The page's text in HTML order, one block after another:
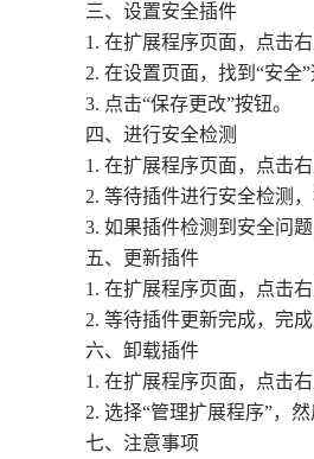
三、设置安全插件
1. 在扩展程序页面，点击右
2. 在设置页面，找到“安全
3. 点击“保存更改”按钮。
四、进行安全检测
1. 在扩展程序页面，点击右
2. 等待插件进行安全检测
3. 如果插件检测到安全问
五、更新插件
1. 在扩展程序页面，点击右
2. 等待插件更新完成，完成
六、卸载插件
1. 在扩展程序页面，点击右
2. 选择“管理扩展程序”，
七、注意事项